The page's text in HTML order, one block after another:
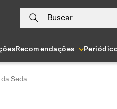
Buscar
Recomendações
Seda